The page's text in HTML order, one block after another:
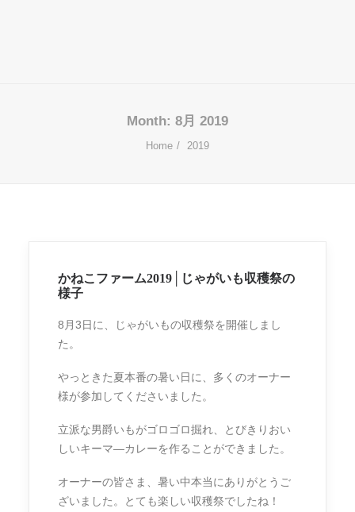
Month: 8月 2019
Home 2019
かねこファーム2019│じゃがいも収穫祭の
様子
8月3日に、じゃがいもの収穫祭を開催しまし
た。
やっときた夏本番の暑い日に、多くのオーナー
様が参加してくださいました。
立派な男爵いもがゴロゴロ掘れ、とびきりおい
しいキーマ―カレーを作ることができました。
オーナーの皆さま、暑い中本当にありがとうご
ざいました。とても楽しい収穫祭でしたね！